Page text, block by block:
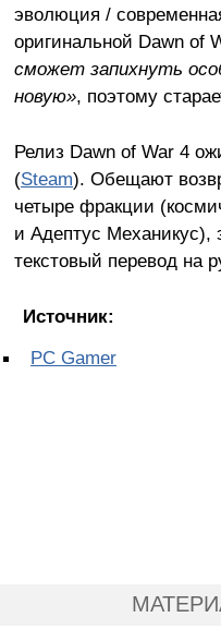
эволюция /
оригинальной Dawn of
сможет запихнуть
новую», поэтому
Релиз Dawn of War 4
(Steam). Обещают
четыре фракции
и Адептус Механикус),
текстовый перевод на
Источник:
PC Gamer